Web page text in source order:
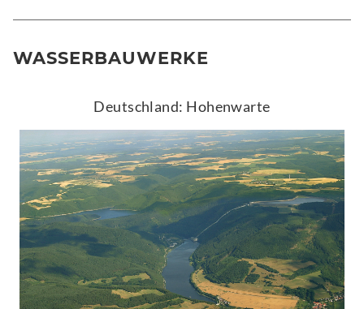
WASSERBAUWERKE
Deutschland: Hohenwarte